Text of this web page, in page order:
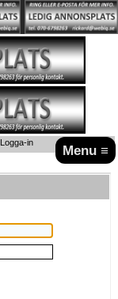
Menu ≡
Logga-in